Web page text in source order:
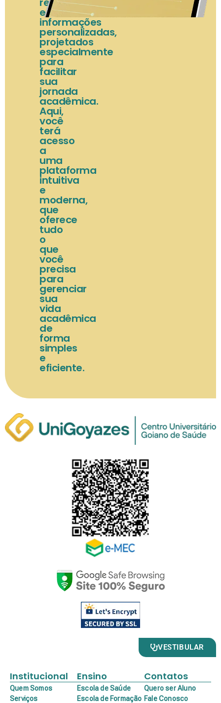
e
informações
personalizadas,
projetados
especialmente
para
facilitar
sua
jornada
acadêmica.
Aqui,
você
terá
acesso
a
uma
plataforma
intuitiva
e
moderna,
que
oferece
tudo
o
que
você
precisa
para
gerenciar
sua
vida
acadêmica
de
forma
simples
e
eficiente.
VESTIBULAR
Institucional
Quem Somos
Serviços
Ensino
Escola de Saúde
Escola de Formação
Contatos
Quero ser Aluno
Fale Conosco